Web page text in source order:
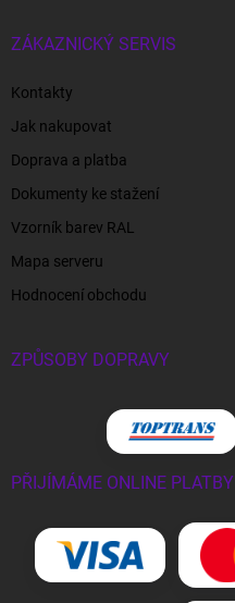
ZÁKAZNICKÝ SERVIS
Kontakty
Jak nakupovat
Doprava a platba
Dokumenty ke stažení
Vzorník barev RAL
Mapa serveru
Hodnocení obchodu
ZPŮSOBY DOPRAVY
PŘIJÍMÁME ONLINE PLATBY